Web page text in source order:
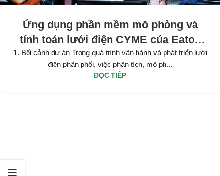
Ứng dụng phần mềm mô phỏng và
tính toán lưới điện CYME của Eaton
tại EVNNPC
1. Bối cảnh dự án Trong quá trình vận hành và phát triển lưới
điện phân phối, việc phân tích, mô ph...
ĐỌC TIẾP